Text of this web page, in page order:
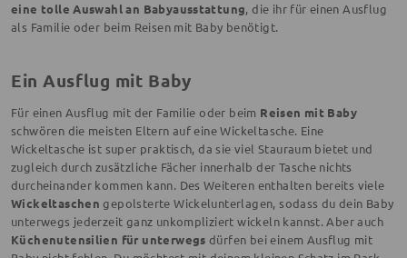
eine tolle Auswahl an Babyausstattung, die ihr für einen Ausflug
als Familie oder beim Reisen mit Baby benötigt.
Ein Ausflug mit Baby
Für einen Ausflug mit der Familie oder beim Reisen mit Baby
schwören die meisten Eltern auf eine Wickeltasche. Eine
Wickeltasche ist super praktisch, da sie viel Stauraum bietet und
zugleich durch zusätzliche Fächer innerhalb der Tasche nichts
durcheinander kommen kann. Des Weiteren enthalten bereits viele
Wickeltaschen gepolsterte Wickelunterlagen, sodass du dein Baby
unterwegs jederzeit ganz unkompliziert wickeln kannst. Aber auch
Küchenutensilien für unterwegs dürfen bei einem Ausflug mit